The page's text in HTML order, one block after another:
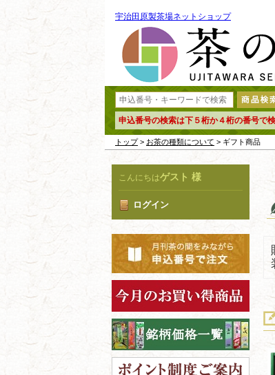
宇治田原製茶場ネットショップ
申込番号の検索は下５桁か４桁の番号で
トップ> お茶の種類について > ギフト商品
こんにちはゲスト 様
ログイン